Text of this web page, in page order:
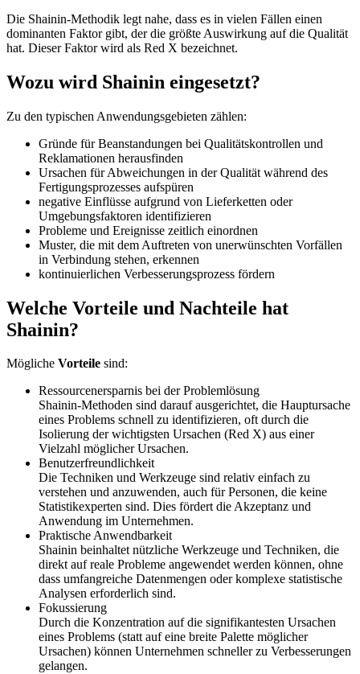
Die Shainin-Methodik legt nahe, dass es in vielen Fällen einen
dominanten Faktor gibt, der die größte Auswirkung auf die Qualität
hat. Dieser Faktor wird als Red X bezeichnet.
Wozu wird Shainin eingesetzt?
Zu den typischen Anwendungsgebieten zählen:
Gründe für Beanstandungen bei Qualitätskontrollen und
Reklamationen herausfinden
Ursachen für Abweichungen in der Qualität während des
Fertigungsprozesses aufspüren
negative Einflüsse aufgrund von Lieferketten oder
Umgebungsfaktoren identifizieren
Probleme und Ereignisse zeitlich einordnen
Muster, die mit dem Auftreten von unerwünschten Vorfällen
in Verbindung stehen, erkennen
kontinuierlichen Verbesserungsprozess fördern
Welche Vorteile und Nachteile hat
Shainin?
Mögliche Vorteile sind:
Ressourcenersparnis bei der Problemlösung
Shainin-Methoden sind darauf ausgerichtet, die Hauptursache
eines Problems schnell zu identifizieren, oft durch die
Isolierung der wichtigsten Ursachen (Red X) aus einer
Vielzahl möglicher Ursachen.
Benutzerfreundlichkeit
Die Techniken und Werkzeuge sind relativ einfach zu
verstehen und anzuwenden, auch für Personen, die keine
Statistikexperten sind. Dies fördert die Akzeptanz und
Anwendung im Unternehmen.
Praktische Anwendbarkeit
Shainin beinhaltet nützliche Werkzeuge und Techniken, die
direkt auf reale Probleme angewendet werden können, ohne
dass umfangreiche Datenmengen oder komplexe statistische
Analysen erforderlich sind.
Fokussierung
Durch die Konzentration auf die signifikantesten Ursachen
eines Problems (statt auf eine breite Palette möglicher
Ursachen) können Unternehmen schneller zu Verbesserungen
gelangen.